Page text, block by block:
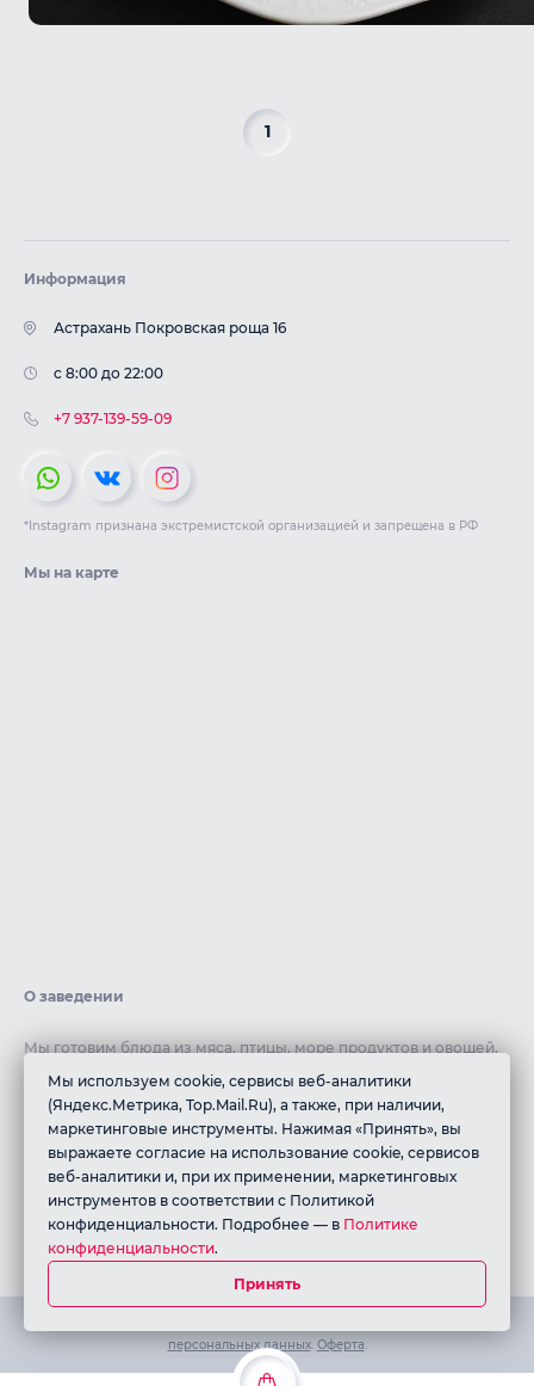
1
Информация
Астрахань Покровская роща 16
c 8:00 до 22:00
+7 937-139-59-09
*Instagram признана экстремистской организацией и запрещена в РФ
Мы на карте
О заведении
Мы готовим блюда из мяса, птицы, море продуктов и овощей,
чтобы предложить вам разнообразие вариантов. Все наши
ингредиенты тщательно выбираются, соответствуя стандартам
халяльной пищи, чтобы обеспечить вам полный комфорт и
уверенность в качестве нашей кухни.
ИП Алиев Магомедхабиб Асхабалиевич
ИНН: 056210914331
ОГРНИП: 326050000001570
персональных данных. Оферта.
Мы используем cookie, сервисы веб-аналитики
(Яндекс.Метрика, Top.Mail.Ru), а также, при наличии,
маркетинговые инструменты. Нажимая «Принять», вы
выражаете согласие на использование cookie, сервисов
веб-аналитики и, при их применении, маркетинговых
инструментов в соответствии с Политикой
конфиденциальности. Подробнее — в Политике
конфиденциальности.
Принять